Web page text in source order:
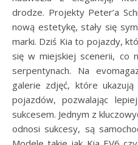
drodze. Projekty Peter’a
nową estetykę, stały się
marki. Dziś Kia to pojazdy,
się w miejskiej scenerii, co
serpentynach. Na
galerie zdjęć, które ukazują
pojazdów, pozwalając
sukcesem. Jednym z
odnosi sukcesy, są